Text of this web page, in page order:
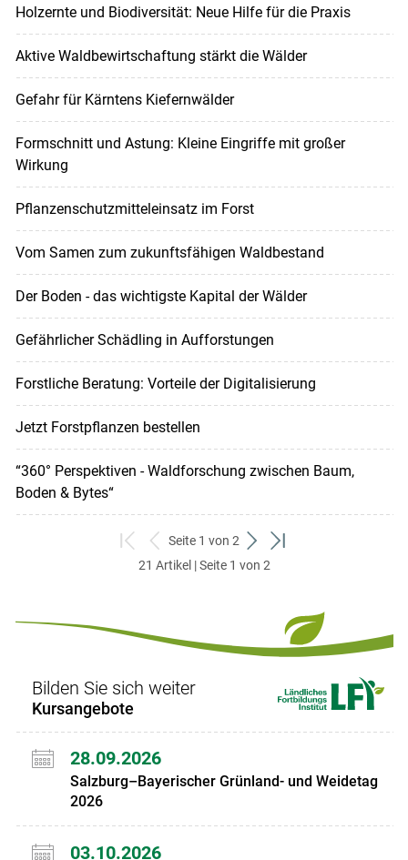
Holzernte und Biodiversität: Neue Hilfe für die Praxis
Aktive Waldbewirtschaftung stärkt die Wälder
Gefahr für Kärntens Kiefernwälder
Formschnitt und Astung: Kleine Eingriffe mit großer
Wirkung
Pflanzenschutzmitteleinsatz im Forst
Vom Samen zum zukunftsfähigen Waldbestand
Der Boden - das wichtigste Kapital der Wälder
Gefährlicher Schädling in Aufforstungen
Forstliche Beratung: Vorteile der Digitalisierung
Jetzt Forstpflanzen bestellen
“360° Perspektiven - Waldforschung zwischen Baum,
Boden & Bytes“
zum
ersten
zurück
zum
Seite 1 von 2
weiter
zum
zum
21 Artikel | Seite 1 von 2
Bilden Sie sich weiter
Kursangebote
28.09.2026
Salzburg–Bayerischer Grünland- und Weidetag
2026
03.10.2026